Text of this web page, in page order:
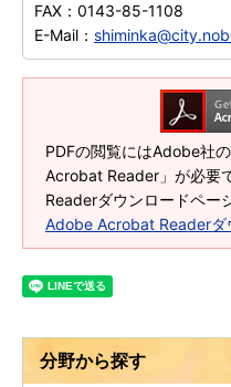
FAX： 0143-85-1108
E-Mail：
PDFの閲覧にはAdobe社
Acrobat Reader」が必要
Readerダウンロードペー
Adobe Acrobat Readerダ
分野から探す